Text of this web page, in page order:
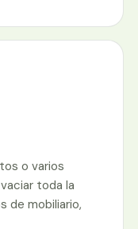
o varios
toda la
de mobiliario,